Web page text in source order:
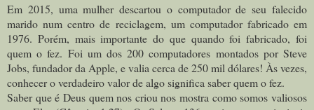
Em 2015, uma mulher descartou o computador de seu falecido
marido num centro de reciclagem, um computador fabricado em
1976. Porém, mais importante do que quando foi fabricado, foi
quem o fez. Foi um dos 200 computadores montados por Steve
Jobs, fundador da Apple, e valia cerca de 250 mil dólares! Às vezes,
conhecer o verdadeiro valor de algo significa saber quem o fez.
Saber que é Deus quem nos criou nos mostra como somos valiosos